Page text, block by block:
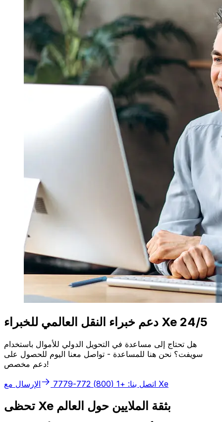
دعم خبراء النقل العالمي للخبراء Xe 24/5
هل تحتاج إلى مساعدة في التحويل الدولي للأموال باستخدام
سويفت؟ نحن هنا للمساعدة - تواصل معنا اليوم للحصول على
دعم مخصص!
اتصل بنا: +1 (800) 772-7779 الإرسال مع Xe
تحظى Xe بثقة الملايين حول العالم